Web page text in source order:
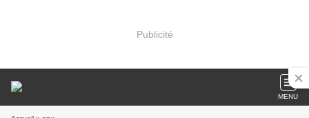
Publicité
MENU